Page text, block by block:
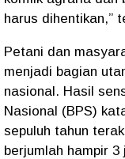
harus dihentikan,”
Petani dan
menjadi bagian
nasional. Hasil
Nasional (BPS)
sepuluh tahun
berjumlah hampir